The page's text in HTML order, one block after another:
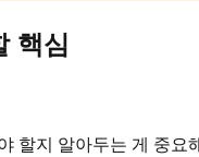
핵심
할지 알아두는 게 중요